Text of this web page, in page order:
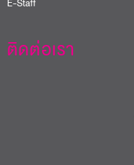
E-Staff
ติดต่อเรา